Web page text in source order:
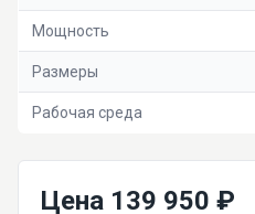
Мощность
Размеры
Рабочая среда
Цена 139 950 ₽